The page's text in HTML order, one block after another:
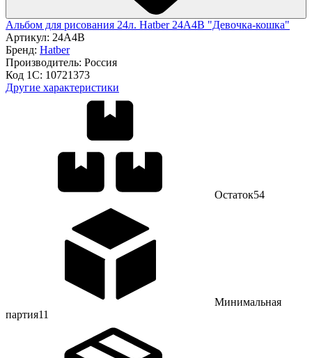
Альбом для рисования 24л. Hatber 24А4В "Девочка-кошка"
Артикул: 24А4В
Бренд: Hatber
Производитель: Россия
Код 1С: 10721373
Другие характеристики
Остаток54
Минимальная
партия11